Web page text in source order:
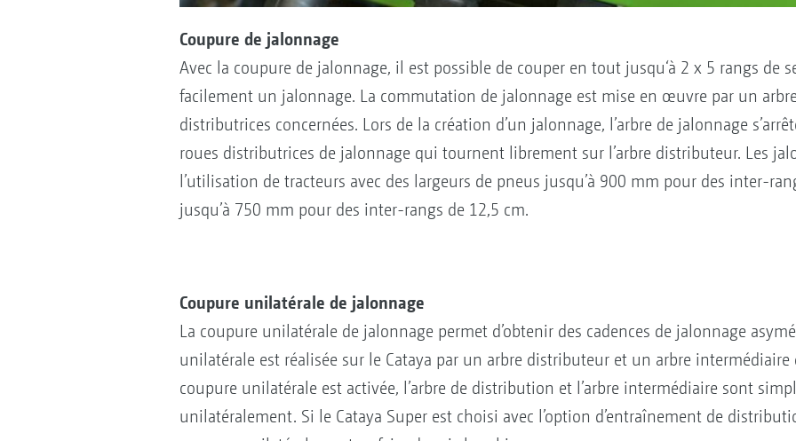
Coupure de jalonnage
Avec la coupure de jalonnage, il est possible de couper en tout jusqu‘à 2 x 5 rangs de
facilement un jalonnage. La commutation de jalonnage est mise en œuvre par un
distributrices concernées. Lors de la création d’un jalonnage, l’arbre de jalonnage
roues distributrices de jalonnage qui tournent librement sur l’arbre distributeur. Les
l’utilisation de tracteurs avec des largeurs de pneus jusqu’à 900 mm pour des inter-
jusqu’à 750 mm pour des inter-rangs de 12,5 cm.
Coupure unilatérale de jalonnage
La coupure unilatérale de jalonnage permet d’obtenir des cadences de jalonnage
unilatérale est réalisée sur le Cataya par un arbre distributeur et un arbre intermédiaire
coupure unilatérale est activée, l’arbre de distribution et l’arbre intermédiaire sont
unilatéralement. Si le Cataya Super est choisi avec l’option d’entraînement de